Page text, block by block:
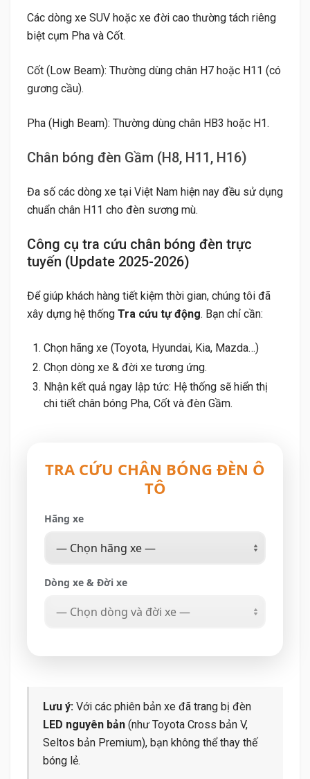
Các dòng xe SUV hoặc xe đời cao thường tách riêng
biệt cụm Pha và Cốt.
Cốt (Low Beam): Thường dùng chân H7 hoặc H11 (có
gương cầu).
Pha (High Beam): Thường dùng chân HB3 hoặc H1.
Chân bóng đèn Gầm (H8, H11, H16)
Đa số các dòng xe tại Việt Nam hiện nay đều sử dụng
chuẩn chân H11 cho đèn sương mù.
Công cụ tra cứu chân bóng đèn trực
tuyến (Update 2025-2026)
Để giúp khách hàng tiết kiệm thời gian, chúng tôi đã
xây dựng hệ thống Tra cứu tự động. Bạn chỉ cần:
Chọn hãng xe (Toyota, Hyundai, Kia, Mazda…)
Chọn dòng xe & đời xe tương ứng.
Nhận kết quả ngay lập tức: Hệ thống sẽ hiển thị
chi tiết chân bóng Pha, Cốt và đèn Gầm.
TRA CỨU CHÂN BÓNG ĐÈN Ô
TÔ
Hãng xe
Dòng xe & Đời xe
Lưu ý: Với các phiên bản xe đã trang bị đèn
LED nguyên bản (như Toyota Cross bản V,
Seltos bản Premium), bạn không thể thay thế
bóng lẻ.